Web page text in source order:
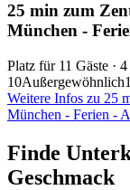
25 min zum
München -
Platz für 11 Gäste ·
10Außergewöhnlich
Weitere Infos zu 25
München - Ferien -
Finde
Geschmack